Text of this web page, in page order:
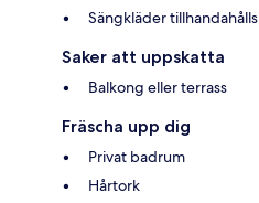
Sängkläder tillhandahålls
Saker att uppskatta
Balkong eller terrass
Fräscha upp dig
Privat badrum
Hårtork